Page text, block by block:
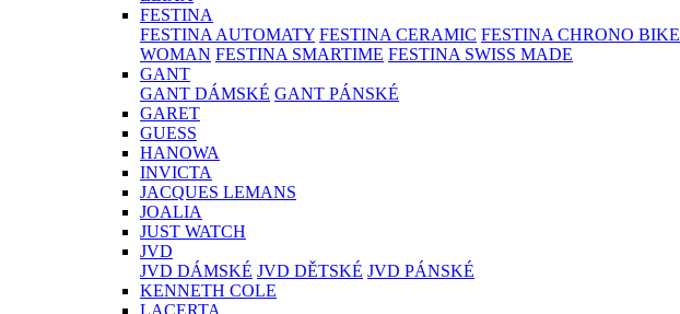
FESTINA
FESTINA AUTOMATY FESTINA CERAMIC FESTINA CHRONO BIKE
WOMAN FESTINA SMARTIME FESTINA SWISS MADE
GANT
GANT DÁMSKÉ GANT PÁNSKÉ
GARET
GUESS
HANOWA
INVICTA
JACQUES LEMANS
JOALIA
JUST WATCH
JVD
JVD DÁMSKÉ JVD DĚTSKÉ JVD PÁNSKÉ
KENNETH COLE
LACERTA